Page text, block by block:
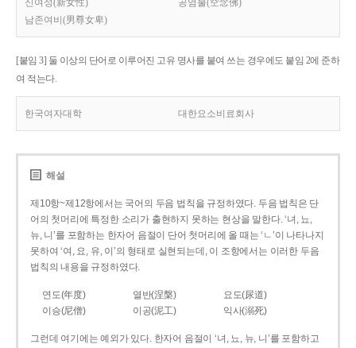
신여성(新女性)
공염불(空念佛)
남존여비(男尊女卑)
[붙임 3] 둘 이상의 단어로 이루어진 고유 명사를 붙여 쓰는 경우에도 붙임 2에 준하
여 적는다.
한국여자대학 대한요소비료회사
해설
제10항~제12항에서는 국어의 두음 법칙을 규정하였다. 두음 법칙은 단
어의 첫머리에 특정한 소리가 출현하지 못하는 현상을 말한다. ‘녀, 뇨,
뉴, 니’를 포함하는 한자어 음절이 단어 첫머리에 올 때는 ‘ㄴ’이 나타나지
못하여 ‘여, 요, 유, 이’의 형태로 실현되는데, 이 조항에서는 이러한 두음
법칙의 내용을 규정하였다.
연도(年度) 열반(涅槃)
요도(尿道)
이승(尼僧)
이공(泥工) 익사(溺死)
그런데 여기에는 예외가 있다. 한자어 음절이 ‘녀, 뇨, 뉴, 니’를 포함하고